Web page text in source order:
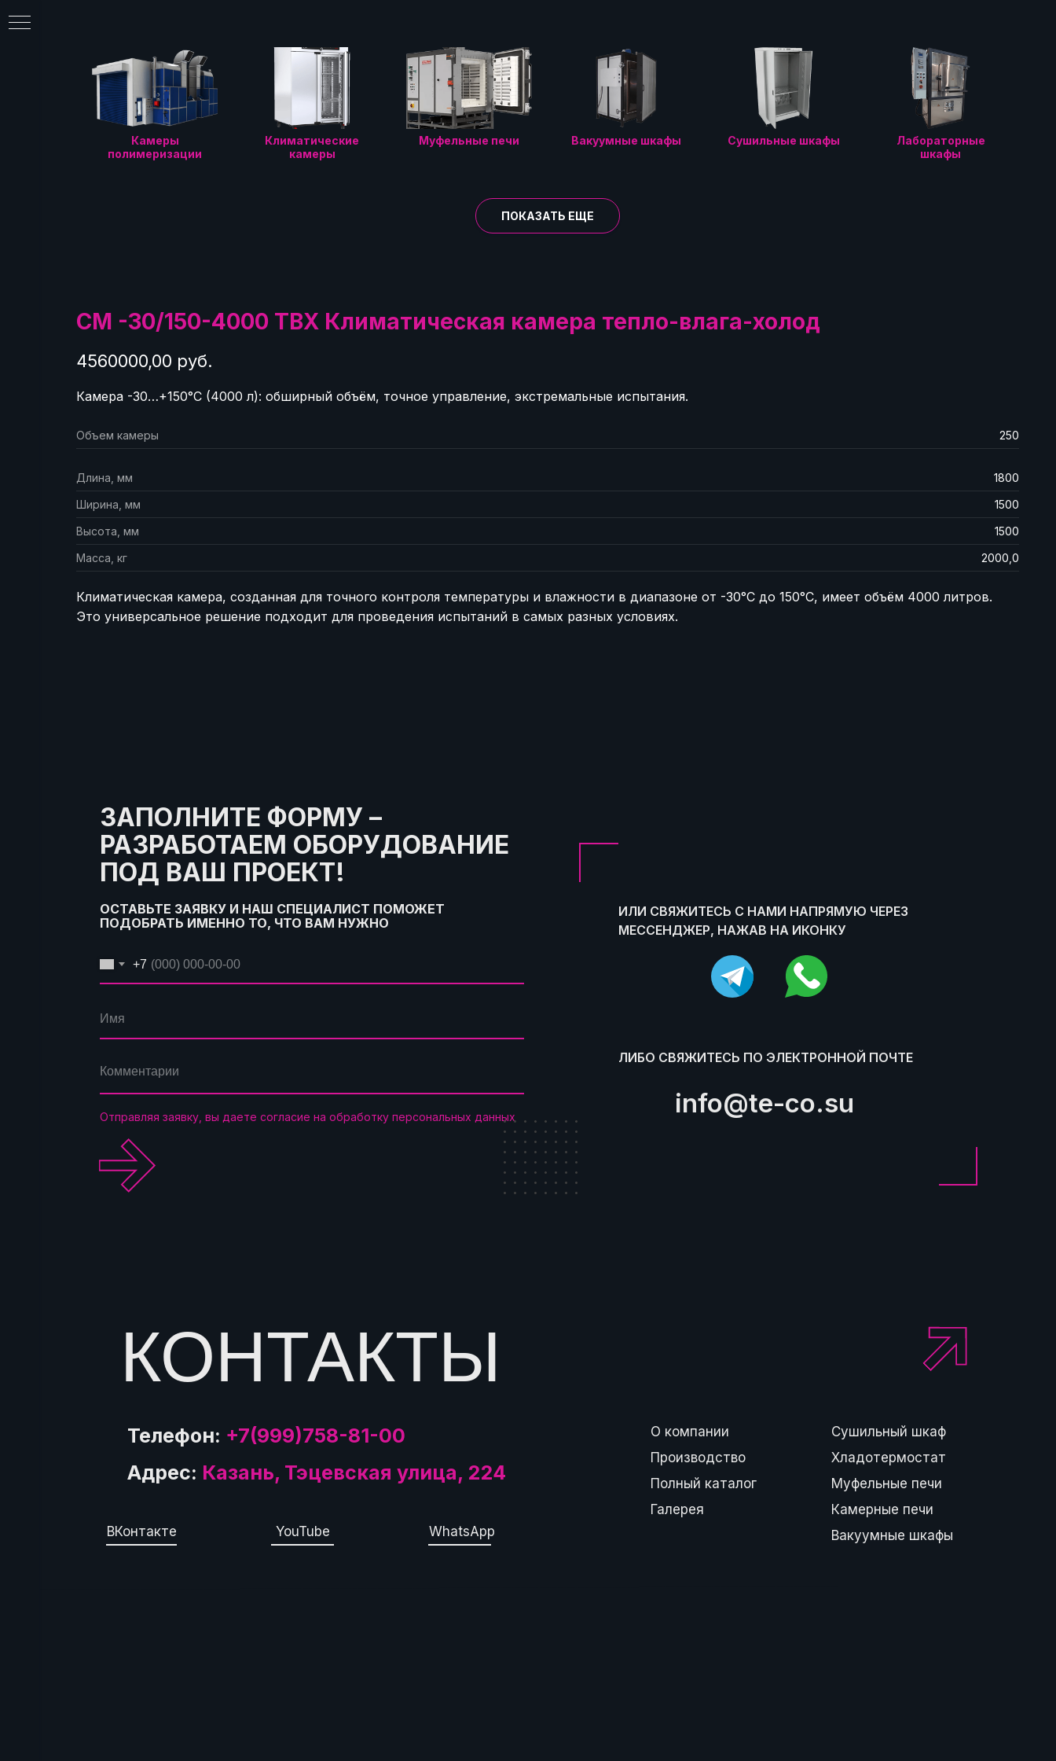
Камеры
полимеризации
Климатические
камеры
Муфельные печи Вакуумные шкафы Сушильные шкафы
Лабораторные
шкафы
ПОКАЗАТЬ ЕЩЕ
СМ -30/150-4000 ТВХ Климатическая камера тепло-влага-холод
4560000,00 руб.
Камера -30…+150°C (4000 л): обширный объём, точное управление, экстремальные испытания.
Объем камеры 250
Длина, мм
1800
Ширина, мм
1500
Высота, мм
1500
Масса, кг
2000,0
Климатическая камера, созданная для точного контроля температуры и влажности в диапазоне от -30°C до 150°C, имеет объём 4000 литров.
Это универсальное решение подходит для проведения испытаний в самых разных условиях.
info@te-co.su
ЛИБО СВЯЖИТЕСЬ ПО ЭЛЕКТРОННОЙ ПОЧТЕ
ИЛИ СВЯЖИТЕСЬ С НАМИ НАПРЯМУЮ ЧЕРЕЗ
МЕССЕНДЖЕР, НАЖАВ НА ИКОНКУ
+7
Отправляя заявку, вы даете согласие на обработку персональных данных
ОСТАВЬТЕ ЗАЯВКУ И НАШ СПЕЦИАЛИСТ ПОМОЖЕТ
ПОДОБРАТЬ ИМЕННО ТО, ЧТО ВАМ НУЖНО
ЗАПОЛНИТЕ ФОРМУ –
РАЗРАБОТАЕМ ОБОРУДОВАНИЕ
ПОД ВАШ ПРОЕКТ!
Галерея
Полный каталог
Производство
О компании
ВКонтакте YouTube WhatsApp
Телефон: +7(999)758-81-00
Адрес: Казань, Тэцевская улица, 224
КОНТАКТЫ
Вакуумные шкафы
Сушильный шкаф
Камерные печи
Муфельные печи
Хладотермостат